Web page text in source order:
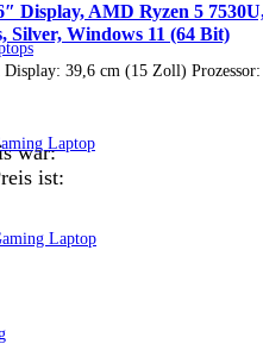
Laptop
Laptop
Gaming PC
Display, AMD Ryzen 5
Silver, Windows 11 (64 Bit)
39,6 cm (15 Zoll)
war:
ist: